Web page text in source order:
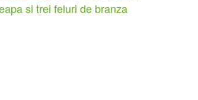
si trei feluri de branza